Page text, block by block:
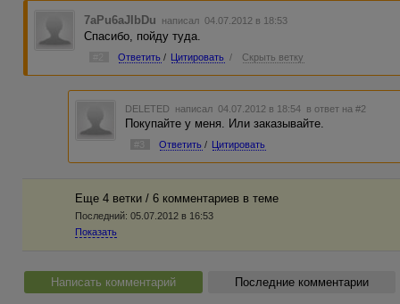
7aPu6aJIbDu написал 04.07.2012 в 18:53
Спасибо, пойду туда.
Ответить / Цитировать / Скрыть ветку
DELETED написал 04.07.2012 в 18:54 в ответ на #2
Покупайте у меня. Или заказывайте.
#3 Ответить / Цитировать
Еще 4 ветки / 6 комментариев в темe
Последний: 05.07.2012 в 16:53
Показать
Написать комментарий Последние комментарии